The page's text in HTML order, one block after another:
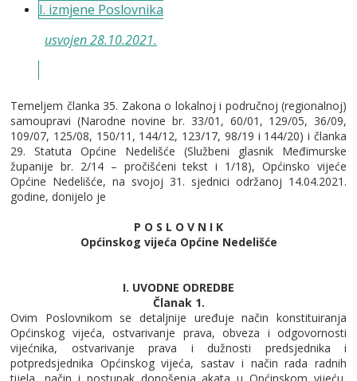
I. izmjene Poslovnika
usvojen 28.10.2021.
Temeljem članka 35. Zakona o lokalnoj i područnoj (regionalnoj)
samoupravi (Narodne novine br. 33/01, 60/01, 129/05, 36/09,
109/07, 125/08, 150/11, 144/12, 123/17, 98/19 i 144/20) i članka
29. Statuta Općine Nedelišće (Službeni glasnik Međimurske
županije br. 2/14 – pročišćeni tekst i 1/18), Općinsko vijeće
Općine Nedelišće, na svojoj 31. sjednici održanoj 14.04.2021.
godine, donijelo je
P O S L O V N I K
Općinskog vijeća Općine Nedelišće
I. UVODNE ODREDBE
Članak 1.
Ovim Poslovnikom se detaljnije uređuje način konstituiranja
Općinskog vijeća, ostvarivanje prava, obveza i odgovornosti
vijećnika, ostvarivanje prava i dužnosti predsjednika i
potpredsjednika Općinskog vijeća, sastav i način rada radnih